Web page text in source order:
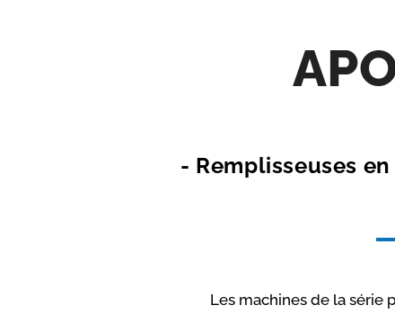
- Remplisseuses
Les machines de la série